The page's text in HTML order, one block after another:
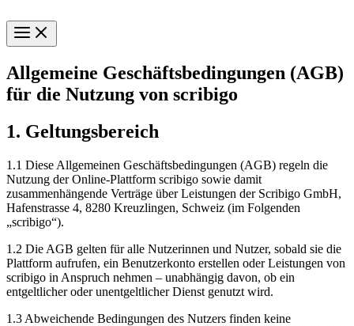
Allgemeine Geschäftsbedingungen (AGB)
für die Nutzung von scribigo
1. Geltungsbereich
1.1 Diese Allgemeinen Geschäftsbedingungen (AGB) regeln die
Nutzung der Online-Plattform scribigo sowie damit
zusammenhängende Verträge über Leistungen der Scribigo GmbH,
Hafenstrasse 4, 8280 Kreuzlingen, Schweiz (im Folgenden
„scribigo“).
1.2 Die AGB gelten für alle Nutzerinnen und Nutzer, sobald sie die
Plattform aufrufen, ein Benutzerkonto erstellen oder Leistungen von
scribigo in Anspruch nehmen – unabhängig davon, ob ein
entgeltlicher oder unentgeltlicher Dienst genutzt wird.
1.3 Abweichende Bedingungen des Nutzers finden keine